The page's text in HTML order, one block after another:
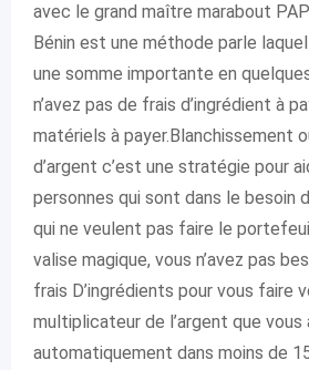
avec le grand maître marabout
Bénin est une méthode parle
une somme importante en
n’avez pas de frais d’ingrédient à
matériels à payer.Blanchissement
d’argent c’est une stratégie pour
personnes qui sont dans le besoin
qui ne veulent pas faire le
valise magique, vous n’avez pas
frais D’ingrédients pour vous faire
multiplicateur de l’argent que vous
automatiquement dans moins de